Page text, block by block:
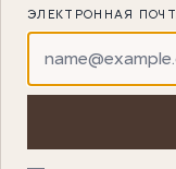
ЭЛЕКТРОННАЯ